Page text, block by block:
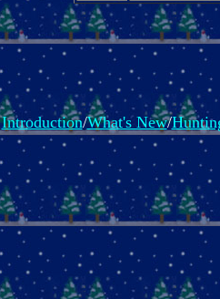
Introduction/What's New/